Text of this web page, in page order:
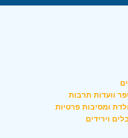
וועדות תרבות
ומסיבות פרטיות
וירידים